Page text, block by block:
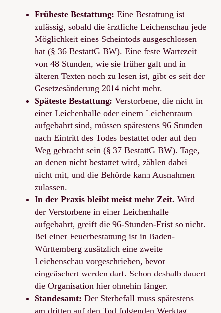
Früheste Bestattung: Eine Bestattung ist
zulässig, sobald die ärztliche Leichenschau jede
Möglichkeit eines Scheintods ausgeschlossen
hat (§ 36 BestattG BW). Eine feste Wartezeit
von 48 Stunden, wie sie früher galt und in
älteren Texten noch zu lesen ist, gibt es seit der
Gesetzesänderung 2014 nicht mehr.
Späteste Bestattung: Verstorbene, die nicht in
einer Leichenhalle oder einem Leichenraum
aufgebahrt sind, müssen spätestens 96 Stunden
nach Eintritt des Todes bestattet oder auf den
Weg gebracht sein (§ 37 BestattG BW). Tage,
an denen nicht bestattet wird, zählen dabei
nicht mit, und die Behörde kann Ausnahmen
zulassen.
In der Praxis bleibt meist mehr Zeit. Wird
der Verstorbene in einer Leichenhalle
aufgebahrt, greift die 96-Stunden-Frist so nicht.
Bei einer Feuerbestattung ist in Baden-
Württemberg zusätzlich eine zweite
Leichenschau vorgeschrieben, bevor
eingeäschert werden darf. Schon deshalb dauert
die Organisation hier ohnehin länger.
Standesamt: Der Sterbefall muss spätestens
am dritten auf den Tod folgenden Werktag